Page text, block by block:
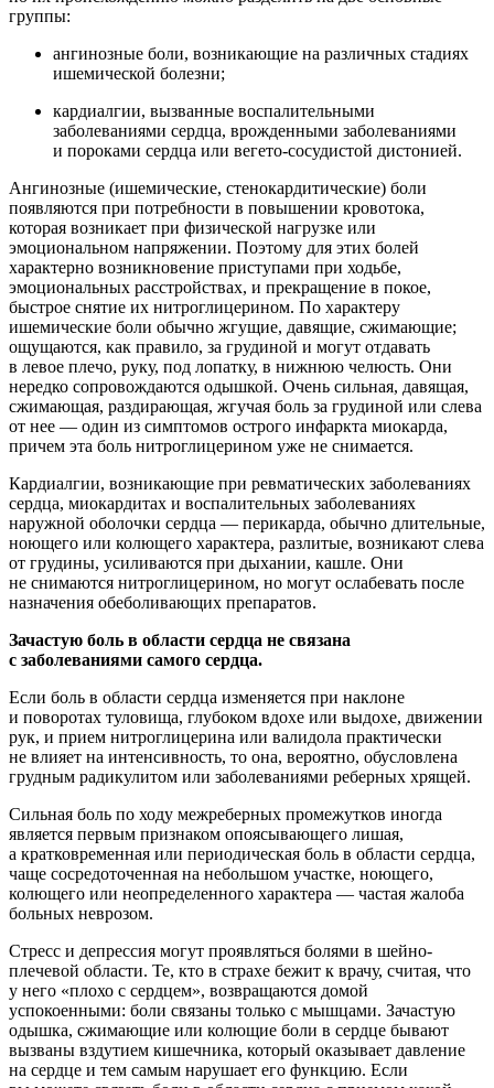
группы:
ангинозные боли, возникающие на различных стадиях
ишемической болезни;
кардиалгии, вызванные воспалительными
заболеваниями сердца, врожденными заболеваниями
и пороками сердца или вегето-сосудистой дистонией.
Ангинозные (ишемические, стенокардитические) боли
появляются при потребности в повышении кровотока,
которая возникает при физической нагрузке или
эмоциональном напряжении. Поэтому для этих болей
характерно возникновение приступами при ходьбе,
эмоциональных расстройствах, и прекращение в покое,
быстрое снятие их нитроглицерином. По характеру
ишемические боли обычно жгущие, давящие, сжимающие;
ощущаются, как правило, за грудиной и могут отдавать
в левое плечо, руку, под лопатку, в нижнюю челюсть. Они
нередко сопровождаются одышкой. Очень сильная, давящая,
сжимающая, раздирающая, жгучая боль за грудиной или слева
от нее — один из симптомов острого инфаркта миокарда,
причем эта боль нитроглицерином уже не снимается.
Кардиалгии, возникающие при ревматических заболеваниях
сердца, миокардитах и воспалительных заболеваниях
наружной оболочки сердца — перикарда, обычно длительные,
ноющего или колющего характера, разлитые, возникают слева
от грудины, усиливаются при дыхании, кашле. Они
не снимаются нитроглицерином, но могут ослабевать после
назначения обеболивающих препаратов.
Зачастую боль в области сердца не связана
с заболеваниями самого сердца.
Если боль в области сердца изменяется при наклоне
и поворотах туловища, глубоком вдохе или выдохе, движении
рук, и прием нитроглицерина или валидола практически
не влияет на интенсивность, то она, вероятно, обусловлена
грудным радикулитом или заболеваниями реберных хрящей.
Сильная боль по ходу межреберных промежутков иногда
является первым признаком опоясывающего лишая,
а кратковременная или периодическая боль в области сердца,
чаще сосредоточенная на небольшом участке, ноющего,
колющего или неопределенного характера — частая жалоба
больных неврозом.
Стресс и депрессия могут проявляться болями в шейно-
плечевой области. Те, кто в страхе бежит к врачу, считая, что
у него «плохо с сердцем», возвращаются домой
успокоенными: боли связаны только с мышцами. Зачастую
одышка, сжимающие или колющие боли в сердце бывают
вызваны вздутием кишечника, который оказывает давление
на сердце и тем самым нарушает его функцию. Если